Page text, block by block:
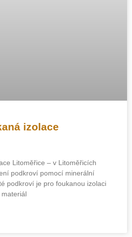
izolace
Litoměřice – v Litoměřicích
podkroví pomocí minerální
podkroví je pro foukanou izolaci